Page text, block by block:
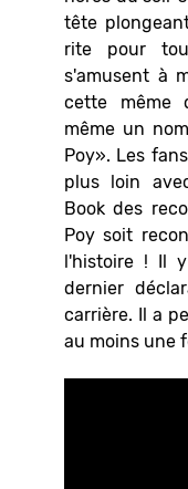
tête
rite pour
s'amusent à
cette même
même un
Poy». Les
plus loin
Book des
Poy soit
l'histoire ! Il
dernier
carrière. Il a
au moins une